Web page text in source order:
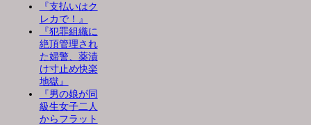
『支払いはク
レカで！』
『犯罪組織に
絶頂管理され
た婦警、薬漬
け寸止め快楽
地獄』
『男の娘が同
級生女子二人
からフラット